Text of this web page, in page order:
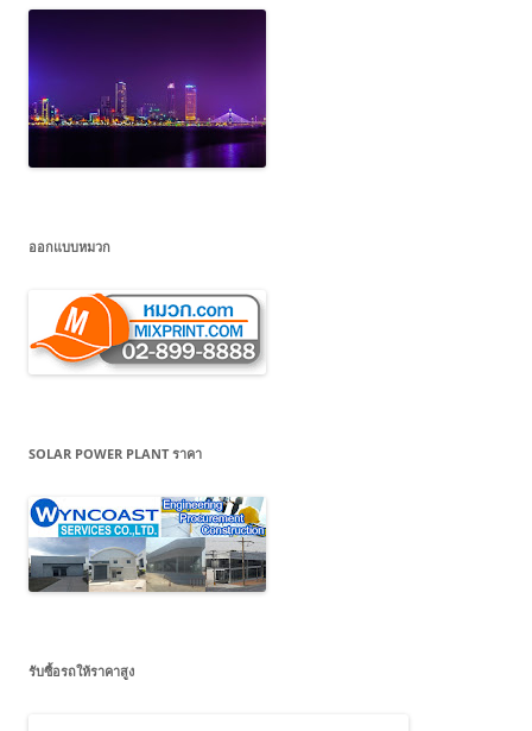
ออกแบบหมวก
SOLAR POWER PLANT ราคา
รับซื้อรถให้ราคาสูง